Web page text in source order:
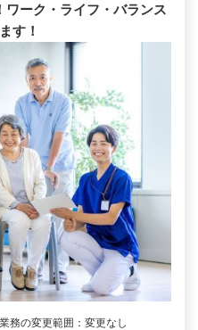
ワーク・ライフ・バランス
す！
務の変更範囲：変更なし